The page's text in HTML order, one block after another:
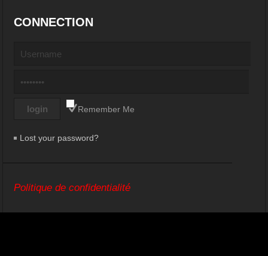
CONNECTION
Remember Me
Lost your password?
Politique de confidentialité